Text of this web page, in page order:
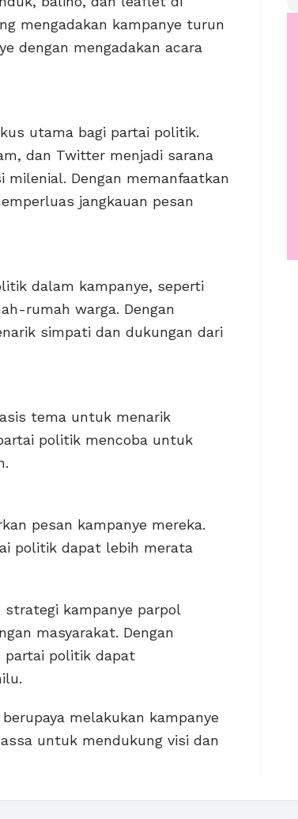
mengadakan kampanye turun
dengan mengadakan acara
utama bagi partai politik.
dan Twitter menjadi sarana
Dengan memanfaatkan
jangkauan pesan
dalam kampanye, seperti
rumah warga. Dengan
simpati dan dukungan dari
tema untuk menarik
politik mencoba untuk
pesan kampanye mereka.
politik dapat lebih merata
kampanye parpol
masyarakat. Dengan
partai politik dapat
melakukan kampanye
untuk mendukung visi dan